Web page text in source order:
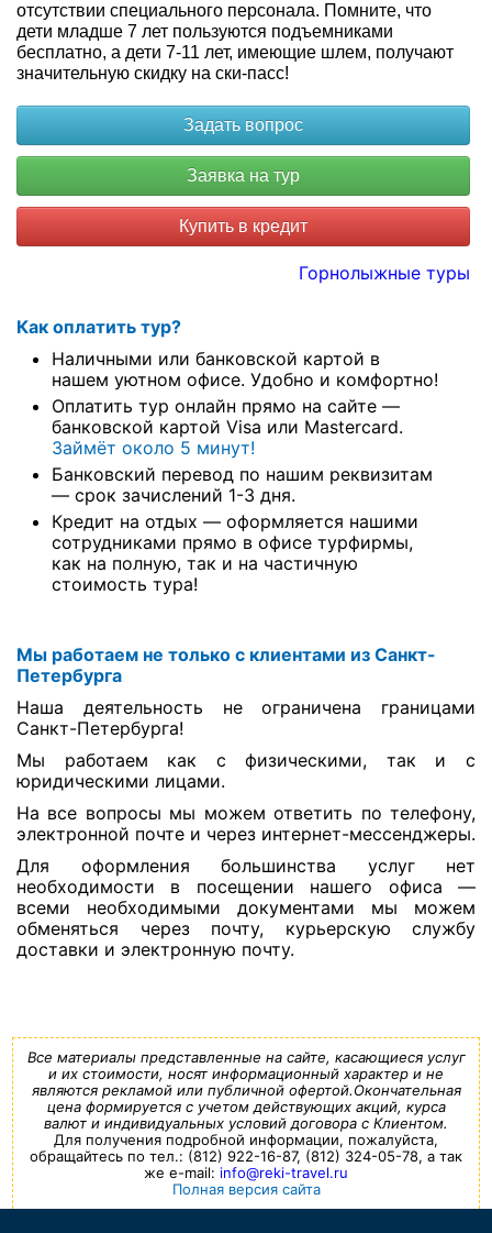
отсутствии специального персонала. Помните, что
дети младше 7 лет пользуются подъемниками
бесплатно, а дети 7-11 лет, имеющие шлем, получают
значительную скидку на ски-пасс!
Купить в кредит
Горнолыжные туры
Как оплатить тур?
Наличными или банковской картой в
нашем уютном офисе. Удобно и комфортно!
Оплатить тур онлайн прямо на сайте —
банковской картой Visa или Mastercard.
Займёт около 5 минут!
Банковский перевод по нашим реквизитам
— срок зачислений 1-3 дня.
Кредит на отдых — оформляется нашими
сотрудниками прямо в офисе турфирмы,
как на полную, так и на частичную
стоимость тура!
Мы работаем не только с клиентами из Санкт-
Петербурга
Наша деятельность не ограничена границами
Санкт-Петербурга!
Мы работаем как с физическими, так и с
юридическими лицами.
На все вопросы мы можем ответить по телефону,
электронной почте и через интернет-мессенджеры.
Для оформления большинства услуг нет
необходимости в посещении нашего офиса —
всеми необходимыми документами мы можем
обменяться через почту, курьерскую службу
доставки и электронную почту.
Все материалы представленные на сайте, касающиеся услуг
и их стоимости, носят информационный характер и не
являются рекламой или публичной офертой.Окончательная
цена формируется с учетом действующих акций, курса
валют и индивидуальных условий договора с Клиентом.
Для получения подробной информации, пожалуйста,
обращайтесь по тел.: (812) 922-16-87, (812) 324-05-78, а так
же e-mail: info@reki-travel.ru
Полная версия сайта